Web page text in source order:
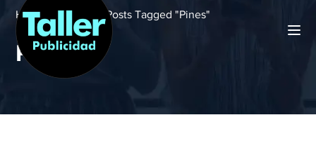
Home Blog Posts Tagged "Pines"
Pines